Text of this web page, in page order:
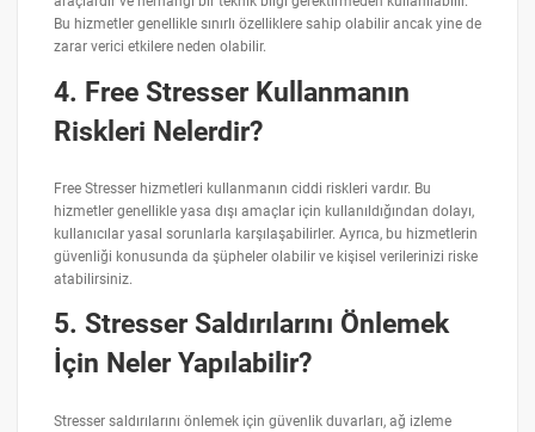
Bu hizmetler genellikle sınırlı özelliklere sahip olabilir ancak yine de
zarar verici etkilere neden olabilir.
4. Free Stresser Kullanmanın
Riskleri Nelerdir?
Free Stresser hizmetleri kullanmanın ciddi riskleri vardır. Bu
hizmetler genellikle yasa dışı amaçlar için kullanıldığından dolayı,
kullanıcılar yasal sorunlarla karşılaşabilirler. Ayrıca, bu hizmetlerin
güvenliği konusunda da şüpheler olabilir ve kişisel verilerinizi riske
atabilirsiniz.
5. Stresser Saldırılarını Önlemek
İçin Neler Yapılabilir?
Stresser saldırılarını önlemek için güvenlik duvarları, ağ izleme